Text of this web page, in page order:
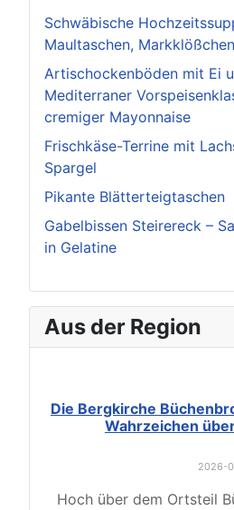
Schwäbische
Maultaschen,
Artischockenböden mit Ei
Mediterraner
cremiger Mayonnaise
Frischkäse-Terrine mit
Spargel
Pikante Blätterteigtaschen
Gabelbissen Steirereck –
in Gelatine
Aus der Region
Die Bergkirche
Wahrzeichen
2026-
Hoch über dem Ortsteil